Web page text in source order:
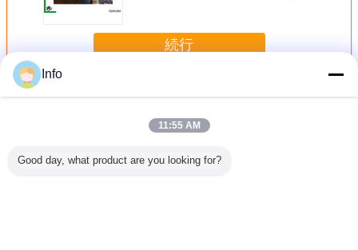
続行
多くGeotextileの管
Info
11:55 AM
Good day, what product are you looking for?